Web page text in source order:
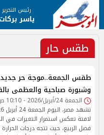
رئيس التحرير
ياسر بركات
طقس حار
طقس الجمعة..موجة حر
وشبورة صباحية والعظمى بالقاهرة
الجمعة 24/أبريل/2026 - 10:10 ص
لافتة تعكس استمرار التغيرات في
فصل الربيع، حيث تتجه درجات الحرارة